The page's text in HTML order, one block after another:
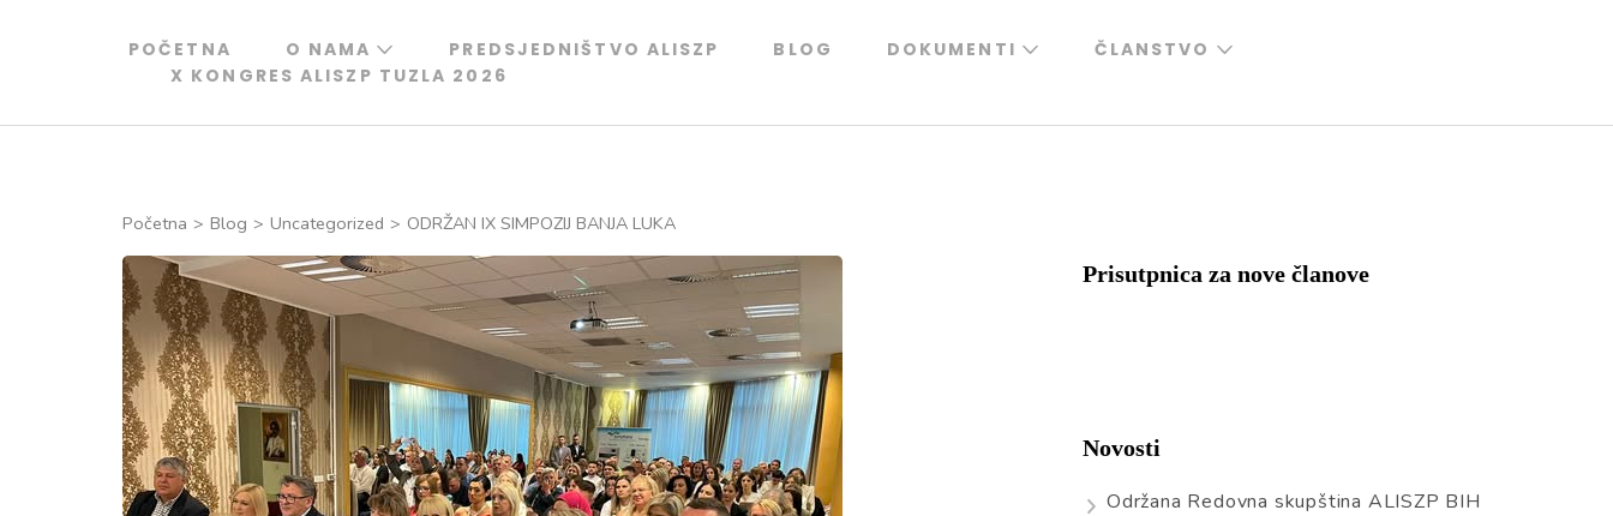
POČETNA O NAMA PREDSJEDNIŠTVO ALISZP BLOG DOKUMENTI
ČLANSTVO
X KONGRES ALISZP TUZLA 2026
Početna > Blog > Uncategorized > ODRŽAN IX SIMPOZIJ BANJA LUKA
Prisutpnica za nove članove
Novosti
Održana Redovna skupština ALISZP BIH